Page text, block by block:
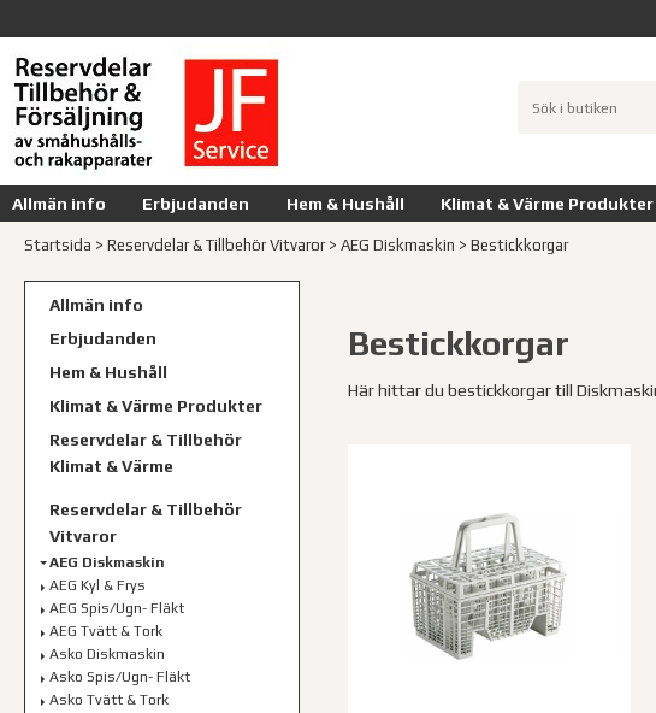
Allmän info Erbjudanden Hem & Hushåll Klimat & Värme Produkter
Startsida > Reservdelar & Tillbehör Vitvaror> AEG Diskmaskin > Bestickkorgar
Allmän info
Erbjudanden
Hem & Hushåll
Klimat & Värme Produkter
Reservdelar & Tillbehör
Klimat & Värme
Reservdelar & Tillbehör
Vitvaror
AEG Diskmaskin
AEG Kyl & Frys
AEG Spis/Ugn- Fläkt
AEG Tvätt & Tork
Asko Diskmaskin
Asko Spis/Ugn- Fläkt
Asko Tvätt & Tork
Bestickkorgar
Här hittar du bestickkorgar till